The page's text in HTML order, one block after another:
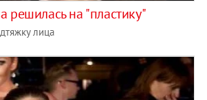
решилась на "пластику"
лица